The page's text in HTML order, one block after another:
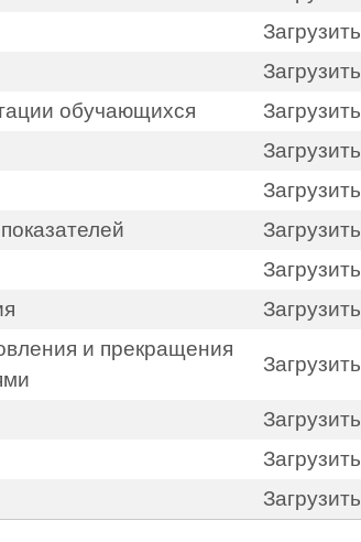
Загрузить
Загрузить
обучающихся
Загрузить
Загрузить
Загрузить
Загрузить
Загрузить
Загрузить
и прекращения
Загрузить
Загрузить
Загрузить
Загрузить